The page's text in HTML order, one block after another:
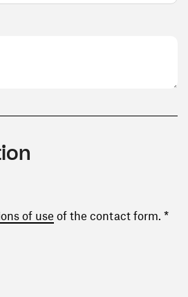
of use (opens in a new window)
of the contact form. *